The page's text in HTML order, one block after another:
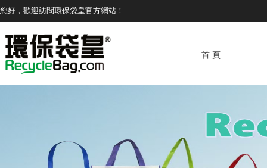
您好，歡迎訪問環保袋皇官方網站！
首 頁